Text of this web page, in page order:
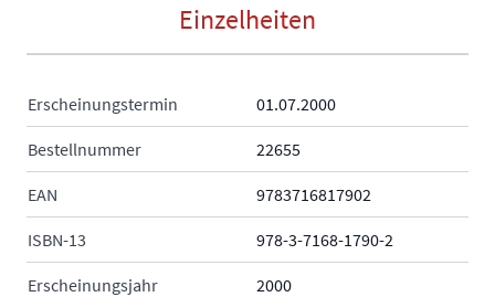
Einzelheiten
Erscheinungstermin 01.07.2000
Bestellnummer 22655
EAN 9783716817902
ISBN-13 978-3-7168-1790-2
Erscheinungsjahr 2000